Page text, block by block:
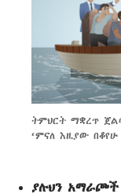
ትምህርት ማቋረጥ
‘ምናለ እዚያው
ያሉህን አማራጮች